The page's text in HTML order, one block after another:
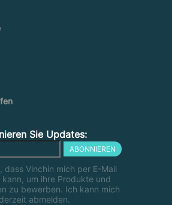
Sie Updates:
ABONNIEREN
dass Vinchin mich per E-Mail
um ihre Produkte und
zu bewerben. Ich kann mich
abmelden.